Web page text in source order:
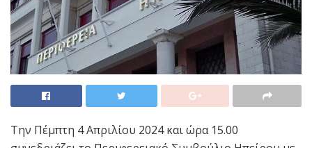
Την Πέμπτη 4 Απριλίου 2024 και ώρα 15.00